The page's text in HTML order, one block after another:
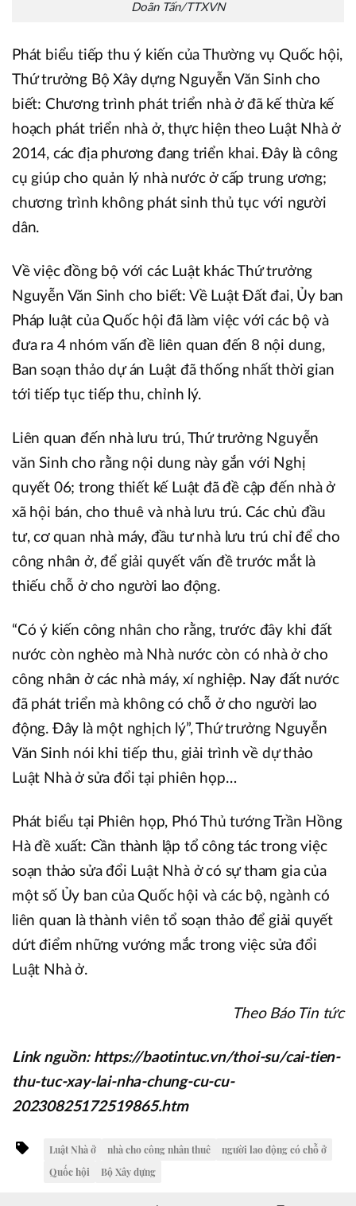
Doãn Tấn/TTXVN
Phát biểu tiếp thu ý kiến của Thường vụ Quốc hội,
Thứ trưởng Bộ Xây dựng Nguyễn Văn Sinh cho
biết: Chương trình phát triển nhà ở đã kế thừa kế
hoạch phát triển nhà ở, thực hiện theo Luật Nhà ở
2014, các địa phương đang triển khai. Đây là công
cụ giúp cho quản lý nhà nước ở cấp trung ương;
chương trình không phát sinh thủ tục với người
dân.
Về việc đồng bộ với các Luật khác Thứ trưởng
Nguyễn Văn Sinh cho biết: Về Luật Đất đai, Ủy ban
Pháp luật của Quốc hội đã làm việc với các bộ và
đưa ra 4 nhóm vấn đề liên quan đến 8 nội dung,
Ban soạn thảo dự án Luật đã thống nhất thời gian
tới tiếp tục tiếp thu, chỉnh lý.
Liên quan đến nhà lưu trú, Thứ trưởng Nguyễn
văn Sinh cho rằng nội dung này gắn với Nghị
quyết 06; trong thiết kế Luật đã đề cập đến nhà ở
xã hội bán, cho thuê và nhà lưu trú. Các chủ đầu
tư, cơ quan nhà máy, đầu tư nhà lưu trú chỉ để cho
công nhân ở, để giải quyết vấn đề trước mắt là
thiếu chỗ ở cho người lao động.
“Có ý kiến công nhân cho rằng, trước đây khi đất
nước còn nghèo mà Nhà nước còn có nhà ở cho
công nhân ở các nhà máy, xí nghiệp. Nay đất nước
đã phát triển mà không có chỗ ở cho người lao
động. Đây là một nghịch lý”, Thứ trưởng Nguyễn
Văn Sinh nói khi tiếp thu, giải trình về dự thảo
Luật Nhà ở sửa đổi tại phiên họp…
Phát biểu tại Phiên họp, Phó Thủ tướng Trần Hồng
Hà đề xuất: Cần thành lập tổ công tác trong việc
soạn thảo sửa đổi Luật Nhà ở có sự tham gia của
một số Ủy ban của Quốc hội và các bộ, ngành có
liên quan là thành viên tổ soạn thảo để giải quyết
dứt điểm những vướng mắc trong việc sửa đổi
Luật Nhà ở.
Theo Báo Tin tức
Link nguồn: https://baotintuc.vn/thoi-su/cai-tien-
thu-tuc-xay-lai-nha-chung-cu-cu-
20230825172519865.htm
Luật Nhà ở nhà cho công nhân thuê
người lao động có chỗ ở
Quốc hội
Bộ Xây dựng